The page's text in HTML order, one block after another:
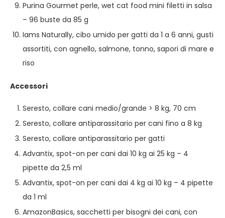
Purina Gourmet perle, wet cat food mini filetti in salsa
– 96 buste da 85 g
Iams Naturally, cibo umido per gatti da 1 a 6 anni, gusti
assortiti, con agnello, salmone, tonno, sapori di mare e
riso
Accessori
Seresto, collare cani medio/grande > 8 kg, 70 cm
Seresto, collare antiparassitario per cani fino a 8 kg
Seresto, collare antiparassitario per gatti
Advantix, spot-on per cani dai 10 kg ai 25 kg – 4
pipette da 2,5 ml
Advantix, spot-on per cani dai 4 kg ai 10 kg – 4 pipette
da 1 ml
AmazonBasics, sacchetti per bisogni dei cani, con